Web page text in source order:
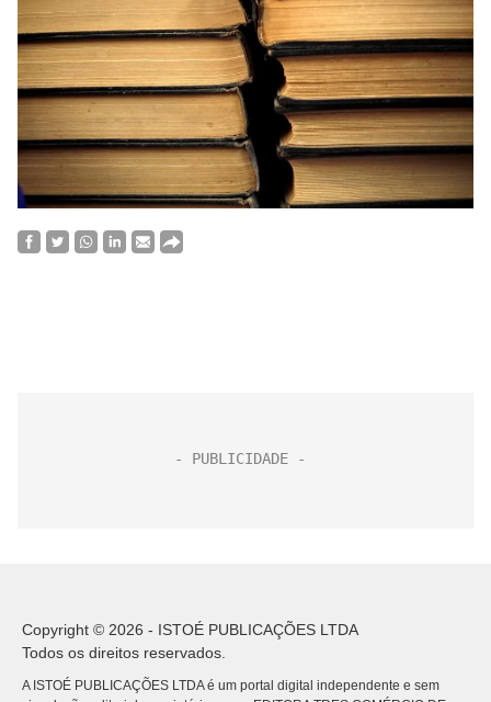
Copyright © 2026 - ISTOÉ PUBLICAÇÕES LTDA
Todos os direitos reservados.
A ISTOÉ PUBLICAÇÕES LTDA é um portal digital independente e sem